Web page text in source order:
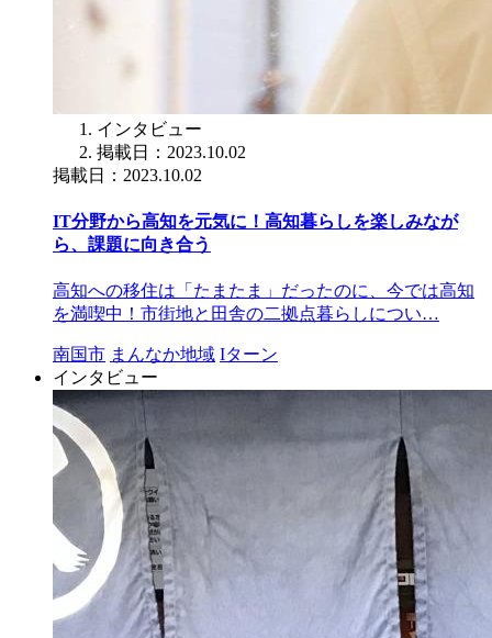
インタビュー
掲載日：2023.10.02
掲載日：2023.10.02
IT分野から高知を元気に！高知暮らしを楽しみなが
ら、課題に向き合う
高知への移住は「たまたま」だったのに、今では高知
を満喫中！市街地と田舎の二拠点暮らしについ…
南国市 まんなか地域 Iターン
インタビュー